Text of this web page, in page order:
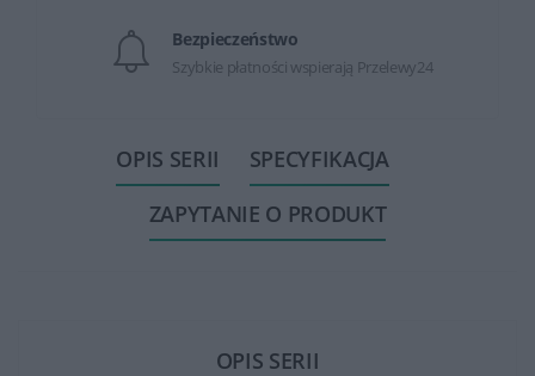
Bezpieczeństwo
Szybkie płatności wspierają Przelewy24
OPIS SERII
SPECYFIKACJA
ZAPYTANIE O PRODUKT
OPIS SERII